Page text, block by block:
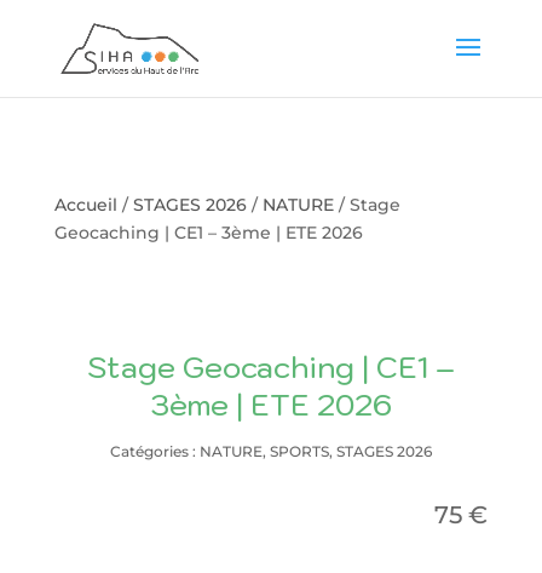
Accueil /STAGES 2026/ NATURE/ Stage
Geocaching | CE1 – 3ème | ETE 2026
Stage Geocaching | CE1 –
3ème | ETE 2026
Catégories : NATURE, SPORTS, STAGES 2026
75€